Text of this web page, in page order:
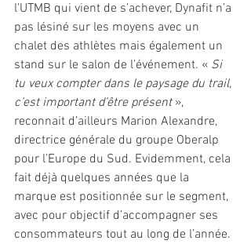
l’UTMB qui vient de s’achever, Dynafit n’a
pas lésiné sur les moyens avec un
chalet des athlètes mais également un
stand sur le salon de l’événement. « Si
tu veux compter dans le paysage du trail,
c’est important d’être présent »,
reconnait d’ailleurs Marion Alexandre,
directrice générale du groupe Oberalp
pour l’Europe du Sud. Evidemment, cela
fait déjà quelques années que la
marque est positionnée sur le segment,
avec pour objectif d’accompagner ses
consommateurs tout au long de l’année.